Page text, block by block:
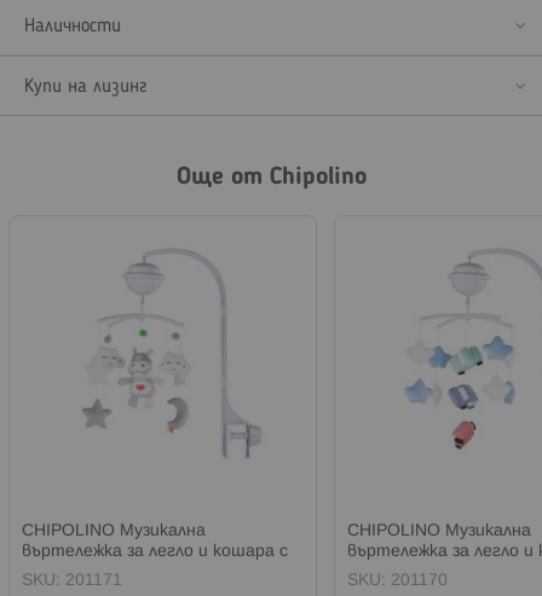
Наличности
Купи на лизинг
Още от Chipolino
CHIPOLINO Музикална
въртележка за легло и кошара с
проектор ХИПО
SKU: 201171
CHIPOLINO Музикална
въртележка за легло и
проектор КОЛИЧКИ
SKU: 201170